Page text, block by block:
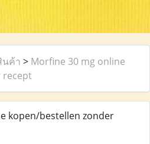
นค้า > Morfine 30 mg online
recept
kopen/bestellen zonder